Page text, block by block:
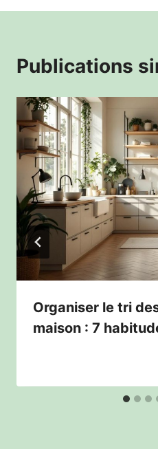
Publications
Organiser le tri
maison : 7